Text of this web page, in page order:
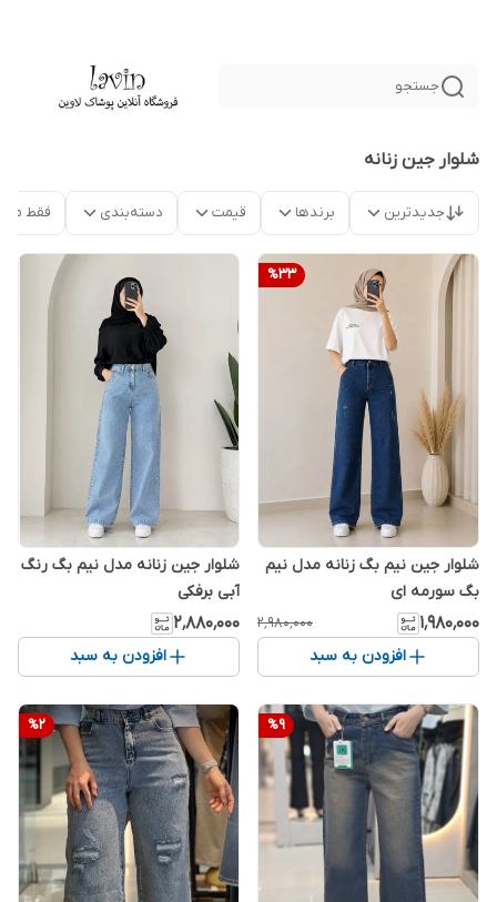
جستجو
شلوار جین زنانه
جدیدترین برندها قیمت دسته‌بندی فقط
%33
شلوار جین نیم بگ زنانه مدل نیم
بگ سورمه ای
۱٬۹۸۰٬۰۰۰ ۲٬۹۸۰٬۰۰۰
افزودن به سبد
شلوار جین زنانه مدل نیم بگ رنگ
آبی برفکی
۲٬۸۸۰٬۰۰۰
افزودن به سبد
%9
%2